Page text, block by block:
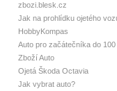
zbozi.blesk.cz
Jak na prohlídku ojetého
HobbyKompas
Auto pro začátečníka do 100
Zboží Auto
Ojetá Škoda Octavia
Jak vybrat auto?